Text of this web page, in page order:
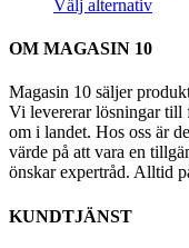
väljas
Välj alternativ
flera
De
olika
kan
OM MAGASIN 10
Magasin 10 säljer
Vi levererar lösningar till
om i landet. Hos oss är
värde på att vara en
önskar expertråd. Alltid
KUNDTJÄNST